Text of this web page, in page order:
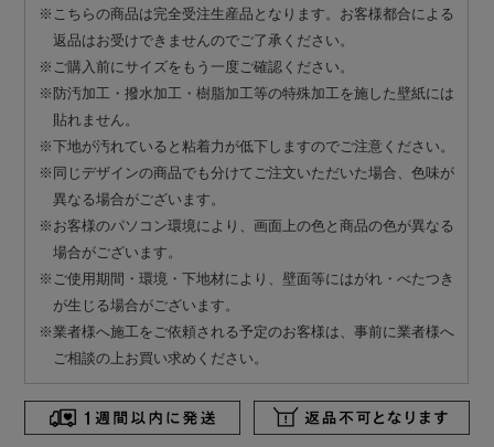
※こちらの商品は完全受注生産品となります。お客様都合による
返品はお受けできませんのでご了承ください。
※ご購入前にサイズをもう一度ご確認ください。
※防汚加工・撥水加工・樹脂加工等の特殊加工を施した壁紙には
貼れません。
※下地が汚れていると粘着力が低下しますのでご注意ください。
※同じデザインの商品でも分けてご注文いただいた場合、色味が
異なる場合がございます。
※お客様のパソコン環境により、画面上の色と商品の色が異なる
場合がございます。
※ご使用期間・環境・下地材により、壁面等にはがれ・べたつき
が生じる場合がございます。
※業者様へ施工をご依頼される予定のお客様は、事前に業者様へ
ご相談の上お買い求めください。